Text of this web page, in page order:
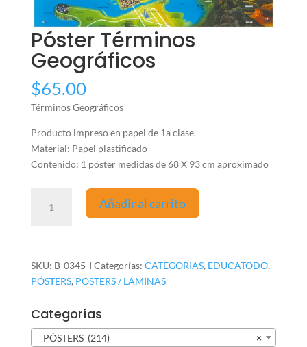
Póster Términos
Geográficos
$65.00
Términos Geográficos
Producto impreso en papel de 1a clase.
Material: Papel plastificado
Contenido: 1 póster medidas de 68 X 93 cm aproximado
Términos
Añadir al carrito
SKU: B-0345-I Categorías: CATEGORIAS, EDUCATODO,
PÓSTERS, POSTERS / LÁMINAS
Categorías
×
PÓSTERS (214)